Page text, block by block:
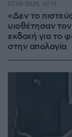
«Δεν το
υιοθέτησαν
εκδοχή για το
στην απολογία
07.08.2026, 07:19